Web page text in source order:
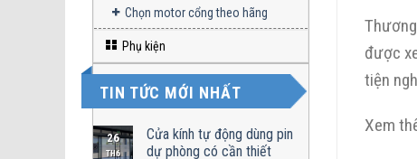
Chọn motor cổng theo hãng
Phụ kiện
TIN TỨC MỚI NHẤT
26
TH6
Cửa kính tự động dùng pin
dự phòng có cần thiết
được
tiện
Xem